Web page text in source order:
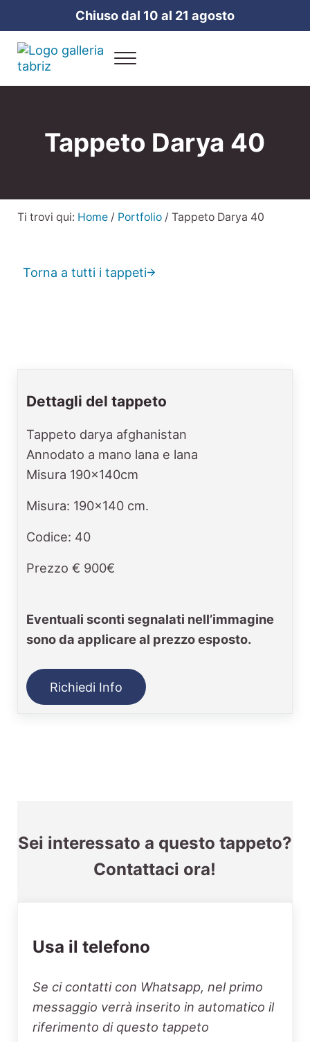
Passa al contenuto principale
Skip to header right navigation
Skip to site footerChiuso dal 10 al 21 agosto
Galleria Tabriz
Menu
Tappeto Darya 40
Ti trovi qui: Home / Portfolio /Tappeto Darya 40
Torna a tutti i tappeti
Dettagli del tappeto
Tappeto darya afghanistan
Annodato a mano lana e lana
Misura 190x140cm
Misura: 190x140 cm.
Codice: 40
Prezzo € 900€
Eventuali sconti segnalati nell’immagine
sono da applicare al prezzo esposto.
Richiedi Info
Sei interessato a questo tappeto?
Contattaci ora!
Usa il telefono
Se ci contatti con Whatsapp, nel primo
messaggio verrà inserito in automatico il
riferimento di questo tappeto